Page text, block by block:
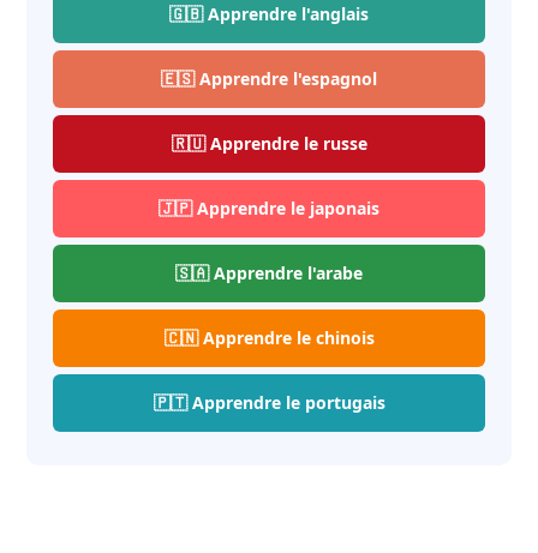
🇬🇧 Apprendre l'anglais
🇪🇸 Apprendre l'espagnol
🇷🇺 Apprendre le russe
🇯🇵 Apprendre le japonais
🇸🇦 Apprendre l'arabe
🇨🇳 Apprendre le chinois
🇵🇹 Apprendre le portugais